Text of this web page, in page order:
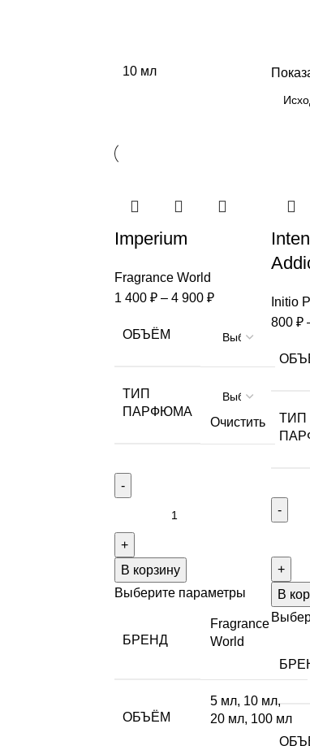
10 мл
Imperium
Fragrance World
1 400 ₽ – 4 900 ₽
ОБЪЁМ
ТИП
ПАРФЮМА
Очистить
В корзину
Выберите параметры
БРЕНД
Fragrance
World
ОБЪЁМ
5 мл, 10 мл,
20 мл, 100 мл
Initio
800₽
ТИП
В